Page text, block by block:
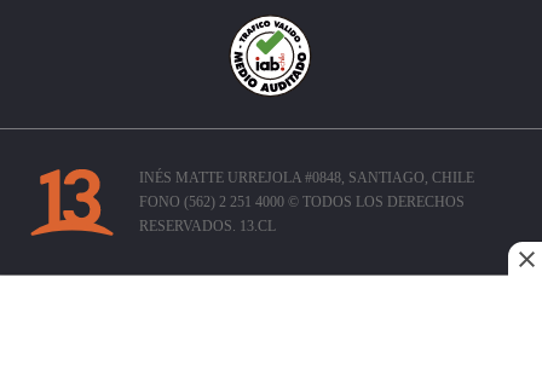
INÉS MATTE URREJOLA #0848, SANTIAGO, CHILE
FONO (562) 2 251 4000 © TODOS LOS DERECHOS
RESERVADOS. 13.CL